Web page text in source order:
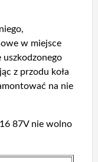
w miejsce
uszkodzonego
z przodu koła
na nie
87V nie wolno